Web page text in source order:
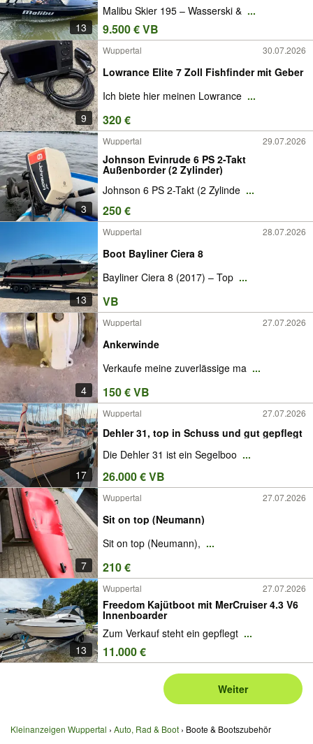
13
Malibu Skier 195 – Wasserski & ...
9.500 € VB
9
Wuppertal 30.07.2026
Lowrance Elite 7 Zoll Fishfinder mit Geber
Ich biete hier meinen Lowrance ...
320 €
3
Wuppertal 29.07.2026
Johnson Evinrude 6 PS 2-Takt
Außenborder (2 Zylinder)
Johnson 6 PS 2-Takt (2 Zylinde ...
250 €
13
Wuppertal 28.07.2026
Boot Bayliner Ciera 8
Bayliner Ciera 8 (2017) – Top ...
VB
4
Wuppertal 27.07.2026
Ankerwinde
Verkaufe meine zuverlässige ma ...
150 € VB
17
Wuppertal 27.07.2026
Dehler 31, top in Schuss und gut gepflegt
Die Dehler 31 ist ein Segelboo ...
26.000 € VB
7
Wuppertal 27.07.2026
Sit on top (Neumann)
Sit on top (Neumann), ...
210 €
13
Wuppertal 27.07.2026
Freedom Kajütboot mit MerCruiser 4.3 V6
Innenboarder
Zum Verkauf steht ein gepflegt ...
11.000 €
Weiter
Kleinanzeigen Wuppertal Auto, Rad & Boot Boote & Bootszubehör